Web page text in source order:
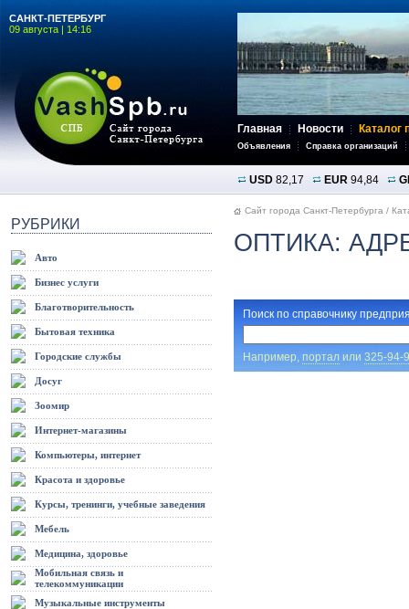
САНКТ-ПЕТЕРБУРГ
09 августа | 14:16
Главная Новости Каталог
Объявления Справка организаций
USD 82,17 EUR 94,84
РУБРИКИ
Авто
Бизнес услуги
Благотворительность
Бытовая техника
Городские службы
Досуг
Зоомир
Интернет-магазины
Компьютеры, интернет
Красота и здоровье
Курсы, тренинги, учебные заведения
Мебель
Медицина, здоровье
Мобильная связь и
телекоммуникации
Музыкальные инструменты
Сайт города Санкт-Петербурга /
ОПТИКА:
Поиск по справочнику
Например, порталили 325-94-